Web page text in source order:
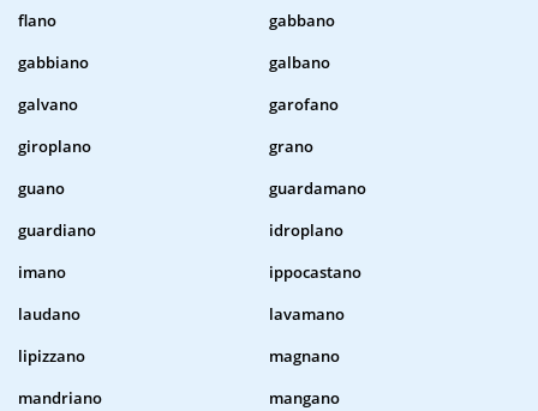
flano
gabbano
gabbiano
galbano
galvano
garofano
giroplano
grano
guano
guardamano
guardiano
idroplano
imano
ippocastano
laudano
lavamano
lipizzano
magnano
mandriano
mangano